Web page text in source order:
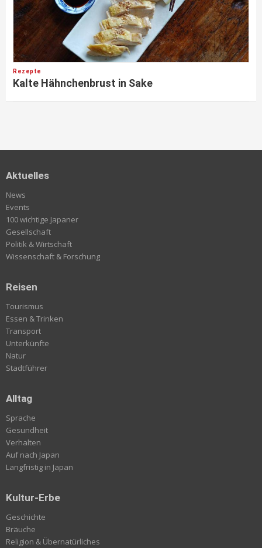
Rezepte
Kalte Hähnchenbrust in Sake
Aktuelles
News
Events
100 wichtige Japaner
Gesellschaft
Politik & Wirtschaft
Wissenschaft & Forschung
Reisen
Tourismus
Essen & Trinken
Transport
Unterkünfte
Natur
Stadtführer
Alltag
Sprache
Gesundheit
Verhalten
Auf nach Japan
Langfristig in Japan
Kultur-Erbe
Geschichte
Bräuche
Religion & Übernatürliches